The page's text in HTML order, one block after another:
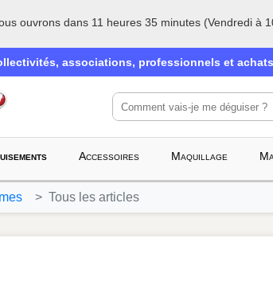
ouvrons dans 11 heures 35 minutes (Vendredi à
associations, professionnels et
Accessoires Maquillage
Tous les articles